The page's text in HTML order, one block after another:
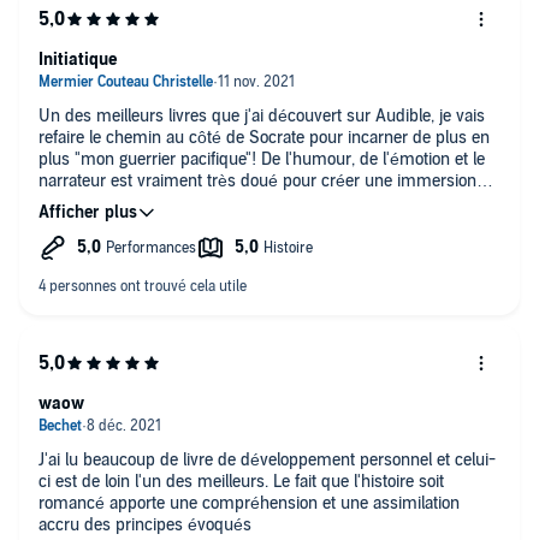
Un des meilleurs livres que j'ai découvert sur Audible, je vais
refaire le chemin au côté de Socrate pour incarner de plus en
plus "mon guerrier pacifique"! De l'humour, de l'émotion et le
narrateur est vraiment très doué pour créer une immersion
complète dans l'histoire, je recommande chaleureusement 🤗
Initiatique
J'ai lu beaucoup de livre de développement personnel et celui-
ci est de loin l'un des meilleurs. Le fait que l'histoire soit
romancé apporte une compréhension et une assimilation
accru des principes évoqués
waow